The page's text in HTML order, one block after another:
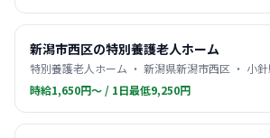
新潟市西区の特別養護老人ホーム
特別養護老人ホーム ・ 新潟県新潟市西区 ・ 小針
時給1,650円〜 / 1日最低9,250円